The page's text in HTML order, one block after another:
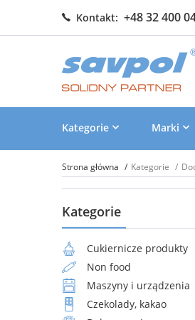
Kontakt: +48 32 400
Kategorie Marki
Strona główna Kategorie
Kategorie
Cukiernicze produkty
Non food
Maszyny i urządzenia
Czekolady, kakao